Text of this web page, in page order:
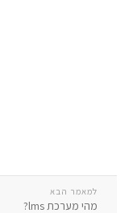
למאמר הבא
מהי מערכת lms?